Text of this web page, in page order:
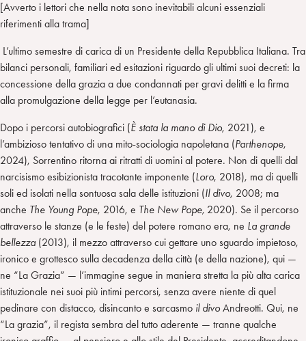
[Avverto i lettori che nella nota sono inevitabili alcuni essenziali
riferimenti alla trama]
L’ultimo semestre di carica di un Presidente della Repubblica Italiana. Tra
bilanci personali, familiari ed esitazioni riguardo gli ultimi suoi decreti: la
concessione della grazia a due condannati per gravi delitti e la firma
alla promulgazione della legge per l’eutanasia.
Dopo i percorsi autobiografici (È stata la mano di Dio, 2021), e
l’ambizioso tentativo di una mito-sociologia napoletana (Parthenope,
2024), Sorrentino ritorna ai ritratti di uomini al potere. Non di quelli dal
narcisismo esibizionista tracotante imponente (Loro, 2018), ma di quelli
soli ed isolati nella sontuosa sala delle istituzioni (Il divo, 2008; ma
anche The Young Pope, 2016, e The New Pope, 2020). Se il percorso
attraverso le stanze (e le feste) del potere romano era, ne La grande
bellezza (2013), il mezzo attraverso cui gettare uno sguardo impietoso,
ironico e grottesco sulla decadenza della città (e della nazione), qui —
ne “La Grazia” — l’immagine segue in maniera stretta la più alta carica
istituzionale nei suoi più intimi percorsi, senza avere niente di quel
pedinare con distacco, disincanto e sarcasmo il divoAndreotti. Qui, ne
“La grazia”, il regista sembra del tutto aderente — tranne qualche